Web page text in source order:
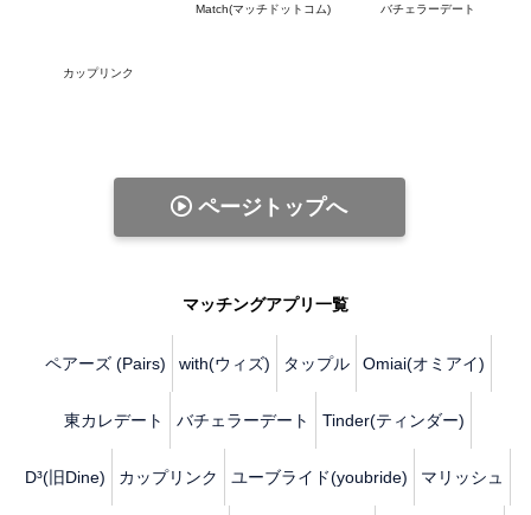
Match(マッチドットコム)
バチェラーデート
カップリンク
ページトップへ
マッチングアプリ一覧
ペアーズ (Pairs) with(ウィズ) タップル Omiai(オミアイ)
東カレデート バチェラーデート Tinder(ティンダー)
D³(旧Dine) カップリンク ユーブライド(youbride) マリッシュ